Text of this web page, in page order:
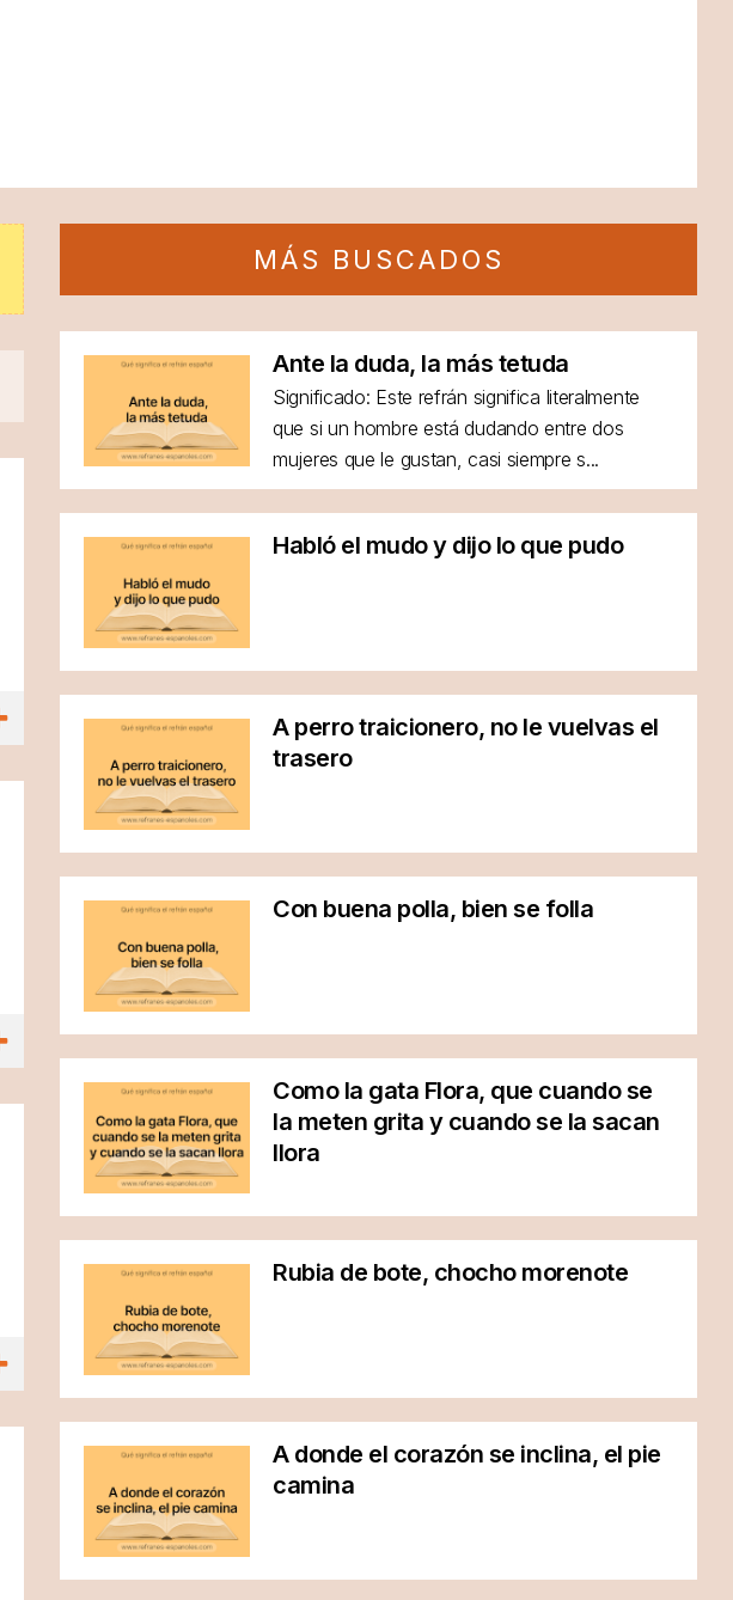
MÁS BUSCADOS
Ante la duda, la más tetuda
Significado: Este refrán significa literalmente
que si un hombre está dudando entre dos
mujeres que le gustan, casi siempre s...
Habló el mudo y dijo lo que pudo
A perro traicionero, no le vuelvas el
trasero
Con buena polla, bien se folla
Como la gata Flora, que cuando se
la meten grita y cuando se la sacan
llora
Rubia de bote, chocho morenote
A donde el corazón se inclina, el pie
camina